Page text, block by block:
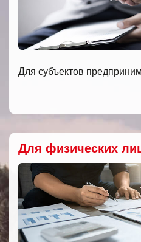
Для субъектов
Для физических